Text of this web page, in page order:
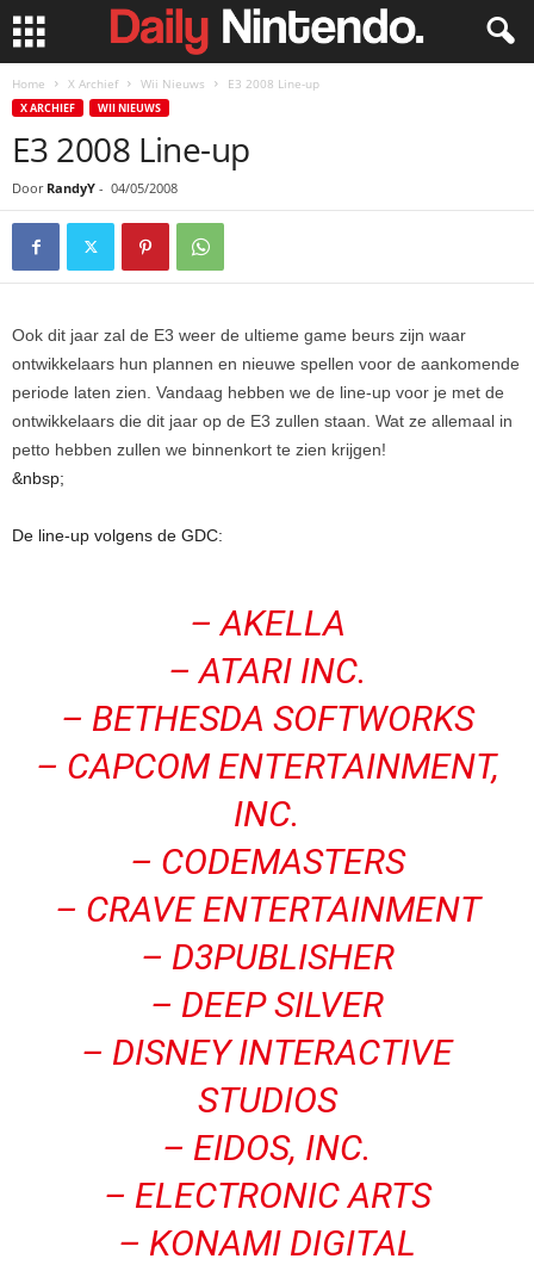
Home X Archief Wii Nieuws E3 2008 Line-up
X ARCHIEF WII NIEUWS
E3 2008 Line-up
Door RandyY - 04/05/2008
Ook dit jaar zal de E3 weer de ultieme game beurs zijn waar
ontwikkelaars hun plannen en nieuwe spellen voor de aankomende
periode laten zien. Vandaag hebben we de line-up voor je met de
ontwikkelaars die dit jaar op de E3 zullen staan. Wat ze allemaal in
petto hebben zullen we binnenkort te zien krijgen!
&nbsp;
De line-up volgens de GDC:
– AKELLA
– ATARI INC.
– BETHESDA SOFTWORKS
– CAPCOM ENTERTAINMENT,
INC.
– CODEMASTERS
– CRAVE ENTERTAINMENT
– D3PUBLISHER
– DEEP SILVER
– DISNEY INTERACTIVE
STUDIOS
– EIDOS, INC.
– ELECTRONIC ARTS
– KONAMI DIGITAL